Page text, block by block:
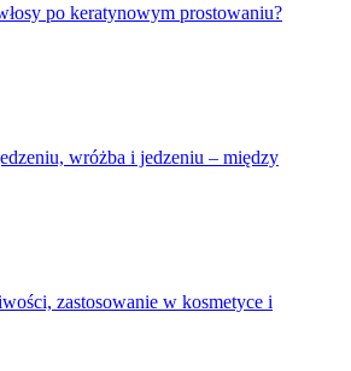
po keratynowym prostowaniu?
wróżba i jedzeniu – między
zastosowanie w kosmetyce i